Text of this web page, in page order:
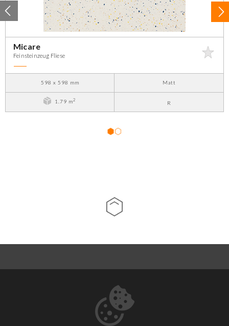
Micare
Feinsteinzeug Fliese
598 x 598 mm Matt
1.79 m2 R
KONTAKTDATEN
HERUNTERLADEN